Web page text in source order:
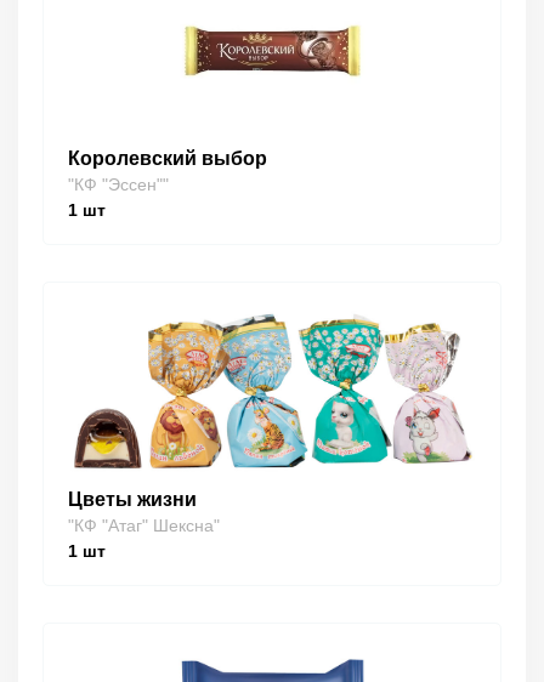
Королевский выбор
"КФ "Эссен""
1 шт
Цветы жизни
"КФ "Атаг" Шексна"
1 шт